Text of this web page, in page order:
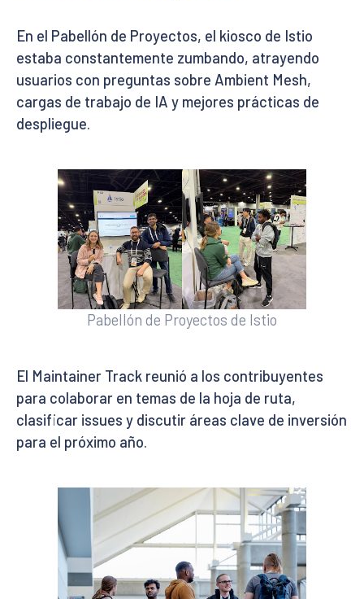
En el Pabellón de Proyectos, el kiosco de Istio
estaba constantemente zumbando, atrayendo
usuarios con preguntas sobre Ambient Mesh,
cargas de trabajo de IA y mejores prácticas de
despliegue.
Pabellón de Proyectos de Istio
El Maintainer Track reunió a los contribuyentes
para colaborar en temas de la hoja de ruta,
clasificar issues y discutir áreas clave de inversión
para el próximo año.